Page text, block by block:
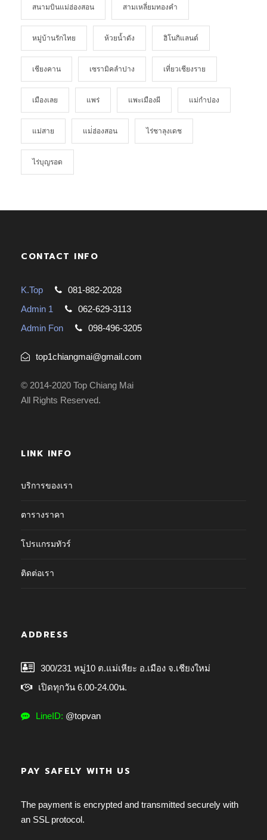
สนามบินแม่ฮ่องสอน สามเหลี่ยมทองคำ
หมู่บ้านรักไทย ห้วยน้ำดัง ฮิโนกิแลนด์
เชียงคาน เซรามิคลำปาง เที่ยวเชียงราย
เมืองเลย แพร่ แพะเมืองผี แม่กำปอง
แม่สาย แม่่ฮ่องสอน ไร่ชาลุงเดช
ไร่บุญรอด
CONTACT INFO
K.Top
081-882-2028
Admin 1
062-629-3113
Admin Fon
098-496-3205
top1chiangmai@gmail.com
© 2014-2020 Top Chiang Mai
All Rights Reserved.
LINK INFO
บริการของเรา
ตารางราคา
โปรแกรมทัวร์
ติดต่อเรา
ADDRESS
300/231 หมู่10 ต.แม่เหียะ อ.เมือง จ.เชียงใหม่
เปิดทุกวัน 6.00-24.00น.
LineID: @topvan
PAY SAFELY WITH US
The payment is encrypted and transmitted securely with
an SSL protocol.